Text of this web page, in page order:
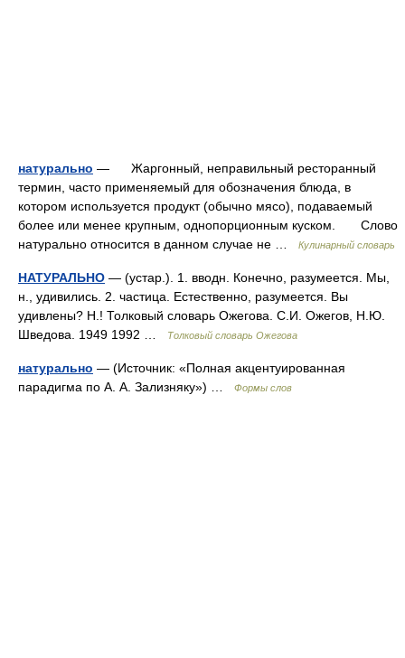
натурально — Жаргонный, неправильный ресторанный
термин, часто применяемый для обозначения блюда, в
котором используется продукт (обычно мясо), подаваемый
более или менее крупным, однопорционным куском. Слово
натурально относится в данном случае не …
Кулинарный словарь
НАТУРАЛЬНО — (устар.). 1. вводн. Конечно, разумеется. Мы,
н., удивились. 2. частица. Естественно, разумеется. Вы
удивлены? Н.! Толковый словарь Ожегова. С.И. Ожегов, Н.Ю.
Шведова. 1949 1992 …
Толковый словарь Ожегова
натурально — (Источник: «Полная акцентуированная
парадигма по А. А. Зализняку») …
Формы слов